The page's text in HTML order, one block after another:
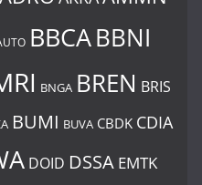
BBCABBNI
BNGA BREN BRIS
BUMI BUVA CBDK CDIA
DOID DSSA EMTK